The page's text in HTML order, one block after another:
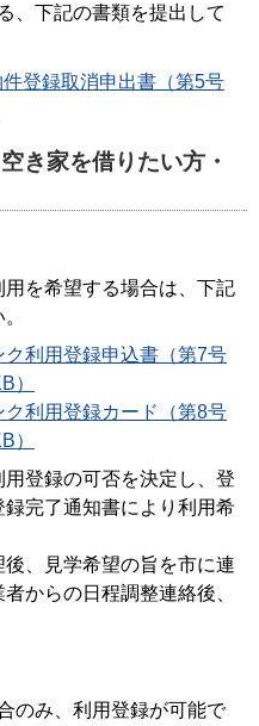
、下記の書類を提出して
登録取消申出書（第5号
き家を借りたい方・
を希望する場合は、下記
利用登録申込書（第7号
）
利用登録カード（第8号
）
登録の可否を決定し、登
完了通知書により利用希
、見学希望の旨を市に連
からの日程調整連絡後、
のみ、利用登録が可能で